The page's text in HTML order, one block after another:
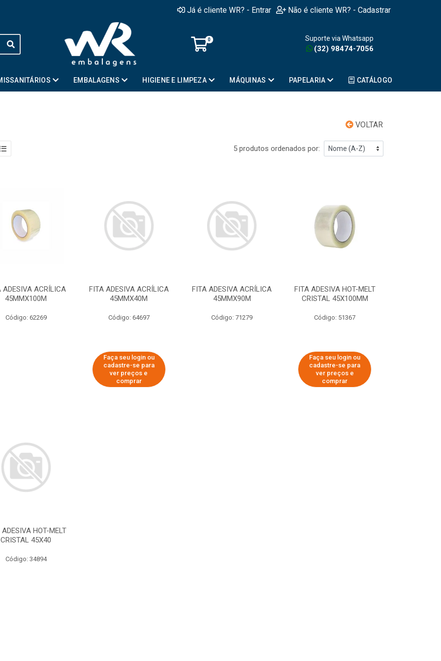
Já é cliente WR? - Entrar Não é cliente WR? - Cadastrar
0 Suporte via Whatsapp
(32) 98474-7056
EMBALAGENS HIGIENE E LIMPEZA MÁQUINAS PAPELARIA CATÁLOGO
VOLTAR
5 produtos ordenados por:
ADESIVA ACRÍLICA
45MMX100M
Código: 62269
FITA ADESIVA ACRÍLICA
45MMX40M
Código: 64697
Faça seu login ou
cadastre-se para
ver preços e
comprar
FITA ADESIVA ACRÍLICA
45MMX90M
Código: 71279
FITA ADESIVA HOT-MELT
CRISTAL 45X100MM
Código: 51367
Faça seu login ou
cadastre-se para
ver preços e
comprar
HOT-MELT
CRISTAL 45X40
Código: 34894